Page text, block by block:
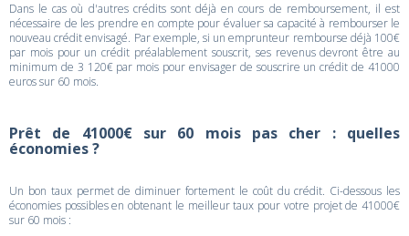
Dans le cas où d'autres crédits sont déjà en cours de remboursement, il est
nécessaire de les prendre en compte pour évaluer sa capacité à rembourser le
nouveau crédit envisagé. Par exemple, si un emprunteur rembourse déjà 100€
par mois pour un crédit préalablement souscrit, ses revenus devront être au
minimum de 3 120€ par mois pour envisager de souscrire un crédit de 41000
euros sur 60 mois.
Prêt de 41000€ sur 60 mois pas cher : quelles
économies ?
Un bon taux permet de diminuer fortement le coût du crédit. Ci-dessous les
économies possibles en obtenant le meilleur taux pour votre projet de 41000€
sur 60 mois :